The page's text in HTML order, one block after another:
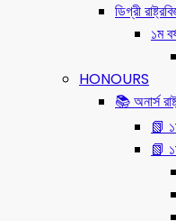
ডিগ্রী
১ম
HONOURS
📚 অনার্স
📗
📗